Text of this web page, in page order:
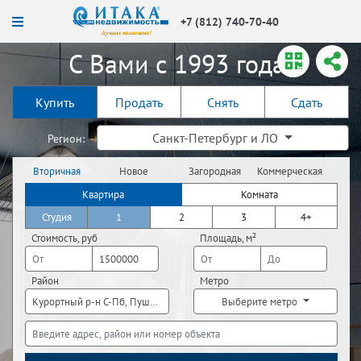
+7 (812) 740-70-40
С Вами с 1993 года!
Купить Продать Снять Сдать
Регион: Санкт-Петербург и ЛО
Вторичная
недвижимость
Новое
строительство
Загородная
недвижимость
Коммерческая
недвижимость
Квартира
Комната
Студия
1 2 3
4+
Стоимость, руб
Площадь, м²
Район
Курортный р-н С-Пб, Пушкинский р-н С-Пб, Купчино С-Пб,
Метро
Выберите метро